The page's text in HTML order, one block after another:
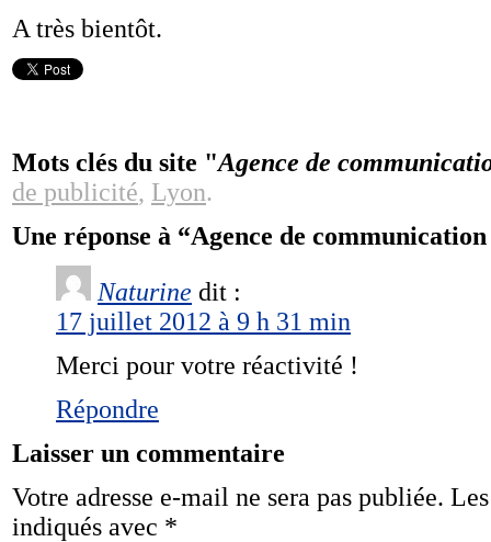
A très bientôt.
Mots clés du site "Agence de
de publicité, Lyon.
Une réponse à “Agence de
Naturine dit :
17 juillet 2012 à 9 h 31 min
Merci pour votre réactivité !
Répondre
Laisser un commentaire
Votre adresse e-mail ne sera pas publiée.
indiqués avec *